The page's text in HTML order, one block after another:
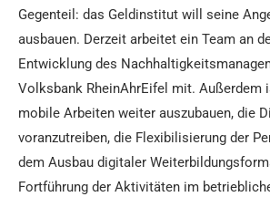
Gegenteil: das Geldinstitut will seine
ausbauen. Derzeit arbeitet ein Team an
Entwicklung des
Volksbank RheinAhrEifel mit. Außerdem
mobile Arbeiten weiter auszubauen, die
voranzutreiben, die Flexibilisierung der
dem Ausbau digitaler
Fortführung der Aktivitäten im